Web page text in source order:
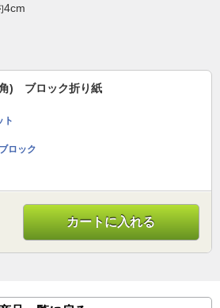
4cm
) ブロック折り紙
ト
ロック
カートに入れる